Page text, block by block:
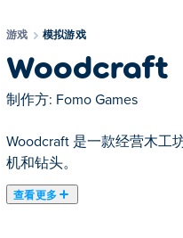
游戏 模拟游戏
Woodcraft
制作方: Fomo Games
Woodcraft 是一款经营木工
机和钻头。
查看更多
是我们的精选模拟游戏之一